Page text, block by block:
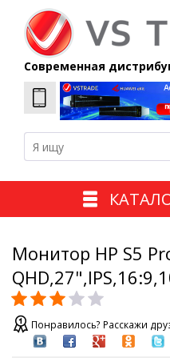
Современная
Монитор HP S5
Понравилось? Расскажи